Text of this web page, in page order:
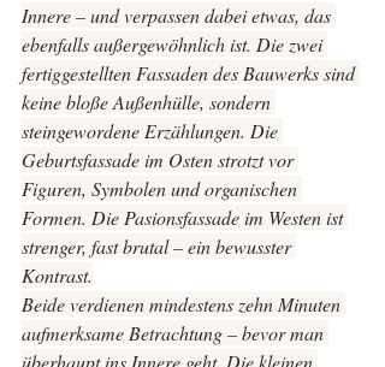
Innere – und verpassen dabei etwas, das
ebenfalls außergewöhnlich ist. Die zwei
fertiggestellten Fassaden des Bauwerks sind
keine bloße Außenhülle, sondern
steingewordene Erzählungen. Die
Geburtsfassade im Osten strotzt vor
Figuren, Symbolen und organischen
Formen. Die Pasionsfassade im Westen ist
strenger, fast brutal – ein bewusster
Kontrast.
Beide verdienen mindestens zehn Minuten
aufmerksame Betrachtung – bevor man
überhaupt ins Innere geht. Die kleinen